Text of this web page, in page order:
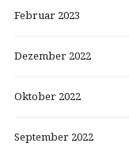
Februar 2023
Dezember 2022
Oktober 2022
September 2022